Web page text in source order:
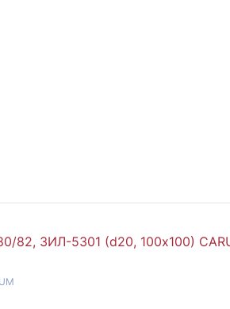
82, ЗИЛ-5301 (d20, 100х100)